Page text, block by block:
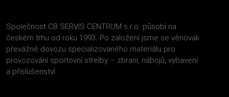
Společnost CB SERVIS CENTRUM s.r.o. působí na
českém trhu od roku 1993. Po založení jsme se věnovali
převážně dovozu specializovaného materiálu pro
provozování sportovní střelby – zbraní, nábojů, vybavení
a příslušenství.